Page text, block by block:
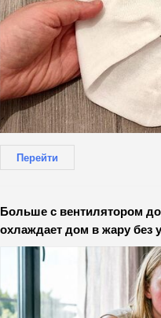
Перейти
Больше с вентилятором
охлаждает дом в жару без